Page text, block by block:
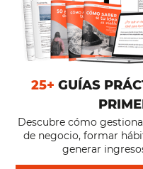
25+ GUÍAS
Descubre cómo
de negocio, formar
generar